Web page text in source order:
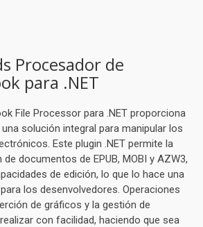
Procesador de
para .NET
File Processor para .NET proporciona
solución integral para manipular los
Este plugin .NET permite la
documentos de EPUB, MOBI y AZW3,
de edición, lo que lo hace una
los desenvolvedores. Operaciones
de gráficos y la gestión de
con facilidad, haciendo que sea